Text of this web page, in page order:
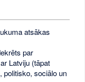
atsākas
par
Latviju (tāpat
politisko, sociālo un